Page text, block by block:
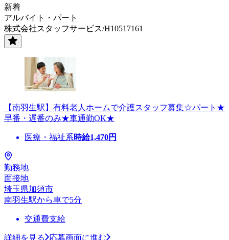
新着
アルバイト・パート
株式会社スタッフサービス/H10517161
【南羽生駅】有料老人ホームで介護スタッフ募集☆パート★
早番・遅番のみ★車通勤OK★
医療・福祉系時給1,470円
勤務地
面接地
埼玉県加須市
南羽生駅から車で5分
交通費支給
詳細を見る
応募画面に進む